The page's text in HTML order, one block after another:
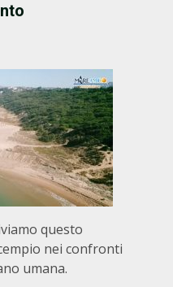
questo
nei confronti
umana.